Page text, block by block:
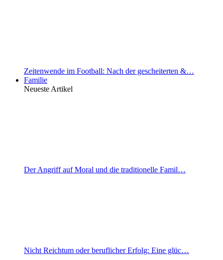
Zeitenwende im Football: Nach der gescheiterten &…
Familie
Neueste Artikel
Der Angriff auf Moral und die traditionelle Famil…
Nicht Reichtum oder beruflicher Erfolg: Eine glüc…